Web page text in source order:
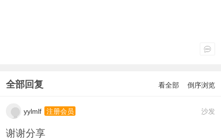
全部回复 看全部 倒序浏览
沙发
yylmlf 注册会员
谢谢分享